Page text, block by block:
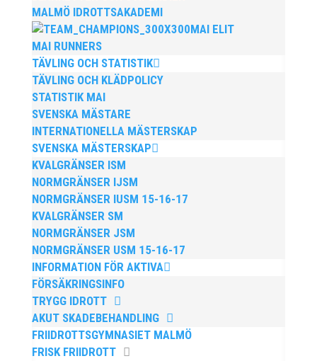
MALMÖ IDROTTSAKADEMI
MAI ELIT
MAI RUNNERS
TÄVLING OCH STATISTIK
TÄVLING OCH KLÄDPOLICY
STATISTIK MAI
SVENSKA MÄSTARE
INTERNATIONELLA MÄSTERSKAP
SVENSKA MÄSTERSKAP
KVALGRÄNSER ISM
NORMGRÄNSER IJSM
NORMGRÄNSER IUSM 15-16-17
KVALGRÄNSER SM
NORMGRÄNSER JSM
NORMGRÄNSER USM 15-16-17
INFORMATION FÖR AKTIVA
FÖRSÄKRINGSINFO
TRYGG IDROTT
AKUT SKADEBEHANDLING
FRIIDROTTSGYMNASIET MALMÖ
FRISK FRIIDROTT
Publicerat tidigare
Bilder från Stafett-SM 2026. Foto: Thomas
Leandersson Fler bilder från MAI:s Årsmöte 2026